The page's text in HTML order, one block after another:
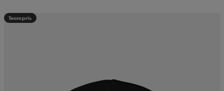
Teampris